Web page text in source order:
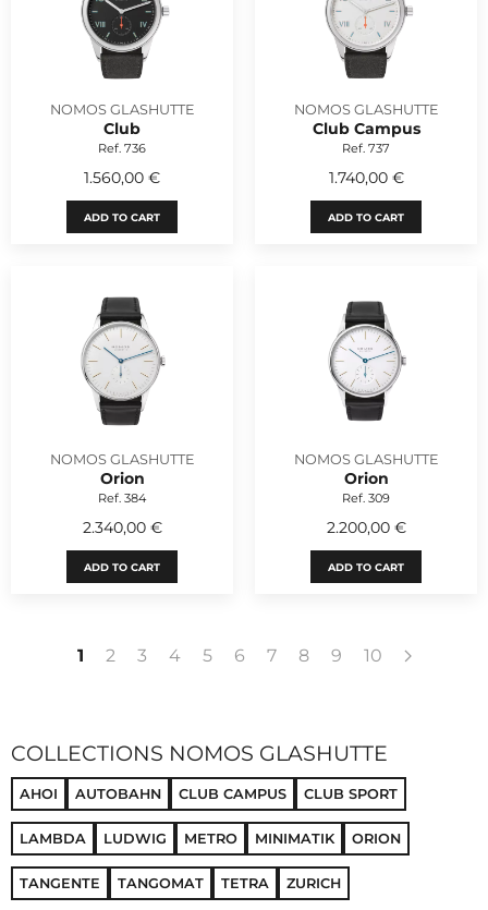
NOMOS GLASHUTTE
Club
Ref. 736
1.560,00 €
ADD TO CART
NOMOS GLASHUTTE
Club Campus
Ref. 737
1.740,00 €
ADD TO CART
NOMOS GLASHUTTE
Orion
Ref. 384
2.340,00 €
ADD TO CART
NOMOS GLASHUTTE
Orion
Ref. 309
2.200,00 €
ADD TO CART
1 2 3 4 5 6 7 8 9 10
COLLECTIONS NOMOS GLASHUTTE
AHOI AUTOBAHN CLUB CAMPUS CLUB SPORT
LAMBDA LUDWIG METRO MINIMATIK ORION
TANGENTE TANGOMAT TETRA ZURICH